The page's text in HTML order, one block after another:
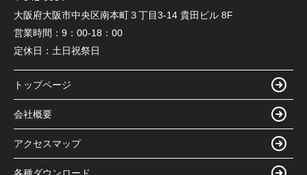
大阪府大阪市中央区南本町３丁目3-14 貴田ビル 8F
営業時間： 9：00-18：00
定休日： 土日祝祭日
トップページ
会社概要
アクセスマップ